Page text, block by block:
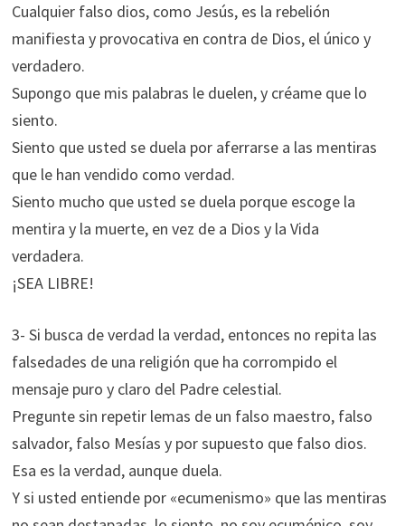
Cualquier falso dios, como Jesús, es la rebelión
manifiesta y provocativa en contra de Dios, el único y
verdadero.
Supongo que mis palabras le duelen, y créame que lo
siento.
Siento que usted se duela por aferrarse a las mentiras
que le han vendido como verdad.
Siento mucho que usted se duela porque escoge la
mentira y la muerte, en vez de a Dios y la Vida
verdadera.
¡SEA LIBRE!
3- Si busca de verdad la verdad, entonces no repita las
falsedades de una religión que ha corrompido el
mensaje puro y claro del Padre celestial.
Pregunte sin repetir lemas de un falso maestro, falso
salvador, falso Mesías y por supuesto que falso dios.
Esa es la verdad, aunque duela.
Y si usted entiende por «ecumenismo» que las mentiras